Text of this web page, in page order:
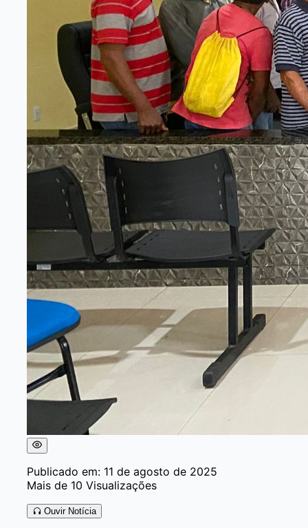
Publicado em: 11 de agosto de 2025
Mais de 10 Visualizações
Ouvir Notícia